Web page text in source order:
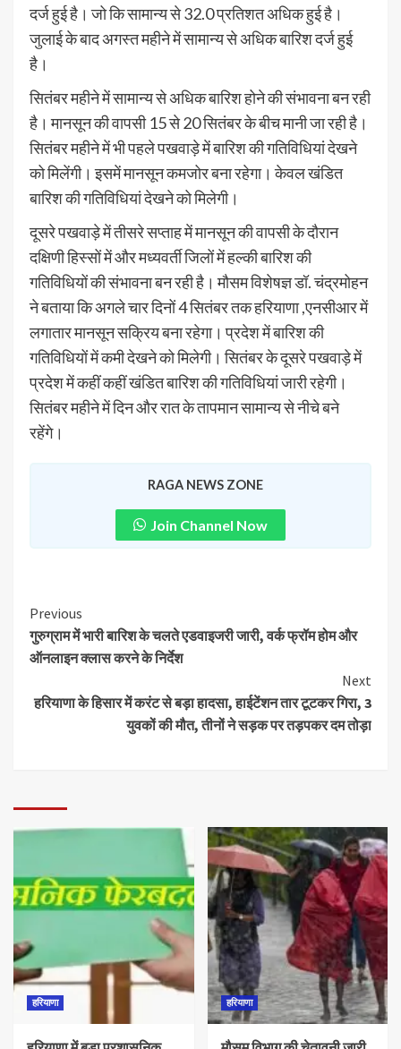
दर्ज हुई है। जो कि सामान्य से 32.0 प्रतिशत अधिक हुई है।
जुलाई के बाद अगस्त महीने में सामान्य से अधिक बारिश दर्ज हुई
है।
सितंबर महीने में सामान्य से अधिक बारिश होने की संभावना बन रही
है। मानसून की वापसी 15 से 20 सितंबर के बीच मानी जा रही है।
सितंबर महीने में भी पहले पखवाड़े में बारिश की गतिविधियां देखने
को मिलेंगी। इसमें मानसून कमजोर बना रहेगा। केवल खंडित
बारिश की गतिविधियां देखने को मिलेगी।
दूसरे पखवाड़े में तीसरे सप्ताह में मानसून की वापसी के दौरान
दक्षिणी हिस्सों में और मध्यवर्ती जिलों में हल्की बारिश की
गतिविधियों की संभावना बन रही है। मौसम विशेषज्ञ डॉ. चंद्रमोहन
ने बताया कि अगले चार दिनों 4 सितंबर तक हरियाणा ,एनसीआर में
लगातार मानसून सक्रिय बना रहेगा। प्रदेश में बारिश की
गतिविधियों में कमी देखने को मिलेगी। सितंबर के दूसरे पखवाड़े में
प्रदेश में कहीं कहीं खंडित बारिश की गतिविधियां जारी रहेगी।
सितंबर महीने में दिन और रात के तापमान सामान्य से नीचे बने
रहेंगे।
RAGA NEWS ZONE
Join Channel Now
Previous
गुरुग्राम में भारी बारिश के चलते एडवाइजरी जारी, वर्क फ्रॉम होम और
ऑनलाइन क्लास करने के निर्देश
Next
हरियाणा के हिसार में करंट से बड़ा हादसा, हाईटेंशन तार टूटकर गिरा, 3
युवकों की मौत, तीनों ने सड़क पर तड़पकर दम तोड़ा
हरियाणा हरियाणा